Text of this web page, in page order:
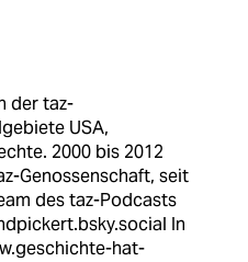
der taz-
USA,
2000 bis 2012
Genossenschaft, seit
des taz-Podcasts
In
hat-